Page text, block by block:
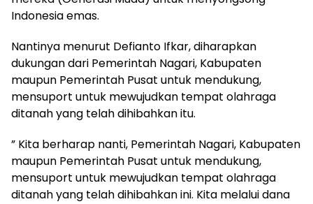
Indonesia emas.
Nantinya menurut Defianto Ifkar, diharapkan
dukungan dari Pemerintah Nagari, Kabupaten
maupun Pemerintah Pusat untuk mendukung,
mensuport untuk mewujudkan tempat olahraga
ditanah yang telah dihibahkan itu.
” Kita berharap nanti, Pemerintah Nagari, Kabupaten
maupun Pemerintah Pusat untuk mendukung,
mensuport untuk mewujudkan tempat olahraga
ditanah yang telah dihibahkan ini. Kita melalui dana